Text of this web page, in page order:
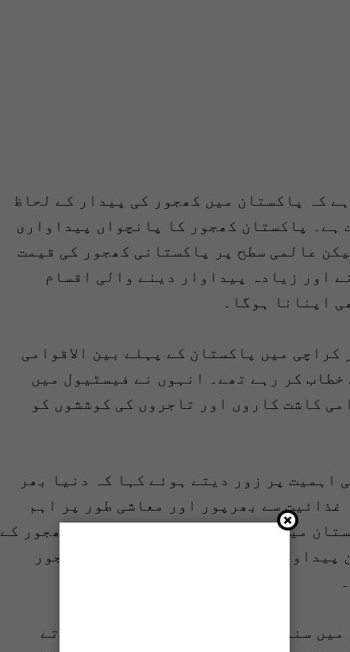
کہ پاکستان میں کھجور کی پیدار کے لحاظ
ہے۔ پاکستان کھجور کا پانچواں پیداواری
عالمی سطح پر پاکستانی کھجور کی قیمت
اور زیادہ پیداوار دینے والی اقسام
اپنانا ہوگا۔
میں پاکستان کے پہلے بین الاقوامی
کر رہے تھے۔ انہوں نے فیسٹیول میں
کاشت کاروں اور تاجروں کی کوششوں کو
اہمیت پر زور دیتے ہوئے کہا کہ دنیا بھر
سے بھرپور اور معاشی طور پر اہم
میں دو لاکھ باون ہزار ایکڑ پر کھجور کے
2022 میں 7 لاکھ 30 ہزار ٹن پیداوار کے ساتھ پاکستان عالمی کھجور
سندھ کے نمایاں کردار پر فخر کرتے